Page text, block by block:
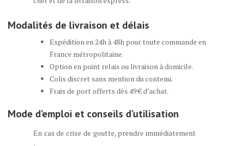
Modalités de livraison et délais
Expédition en 24h à 48h pour toute commande en
France métropolitaine.
Option en point relais ou livraison à domicile.
Colis discret sans mention du contenu.
Frais de port offerts dès 49 € d’achat.
Mode d’emploi et conseils d’utilisation
En cas de crise de goutte, prendre immédiatement